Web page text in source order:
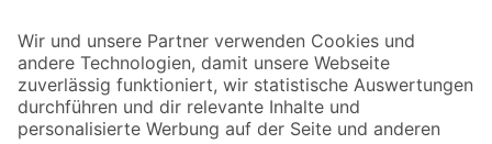
Der toom Newsletter: Keine Angebote und Aktionen mehr verpassen!
Zur Newsletter Anmeldung